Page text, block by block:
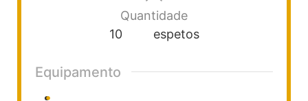
Quantidade
10
espetos
Equipamento